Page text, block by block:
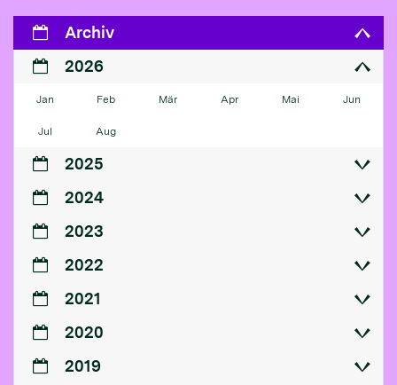
Archiv
2026
Jan Feb Mär Apr Mai Jun
Jul Aug
2025
2024
2023
2022
2021
2020
2019